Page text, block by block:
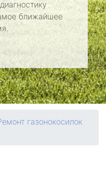
ближайшее
газонокосилок